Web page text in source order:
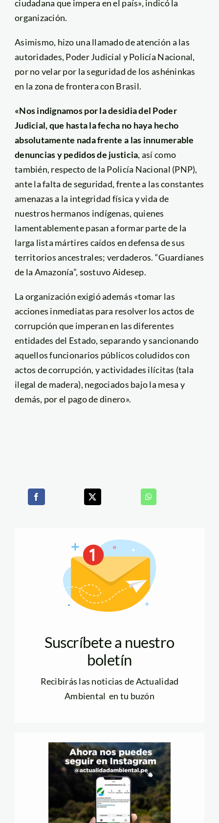
ciudadana que impera en el país», indicó la
organización.
Asimismo, hizo una llamado de atención a las
autoridades, Poder Judicial y Policía Nacional,
por no velar por la seguridad de los ashéninkas
en la zona de frontera con Brasil.
«Nos indignamos por la desidia del Poder
Judicial, que hasta la fecha no haya hecho
absolutamente nada frente a las innumerable
denuncias y pedidos de justicia, así como
también, respecto de la Policía Nacional (PNP),
ante la falta de seguridad, frente a las constantes
amenazas a la integridad física y vida de
nuestros hermanos indígenas, quienes
lamentablemente pasan a formar parte de la
larga lista mártires caídos en defensa de sus
territorios ancestrales; verdaderos. “Guardianes
de la Amazonía”, sostuvo Aidesep.
La organización exigió además «tomar las
acciones inmediatas para resolver los actos de
corrupción que imperan en las diferentes
entidades del Estado, separando y sancionando
aquellos funcionarios públicos coludidos con
actos de corrupción, y actividades ilícitas (tala
ilegal de madera), negociados bajo la mesa y
demás, por el pago de dinero».
Suscríbete a nuestro
boletín
Recibirás las noticias de Actualidad
Ambiental en tu buzón